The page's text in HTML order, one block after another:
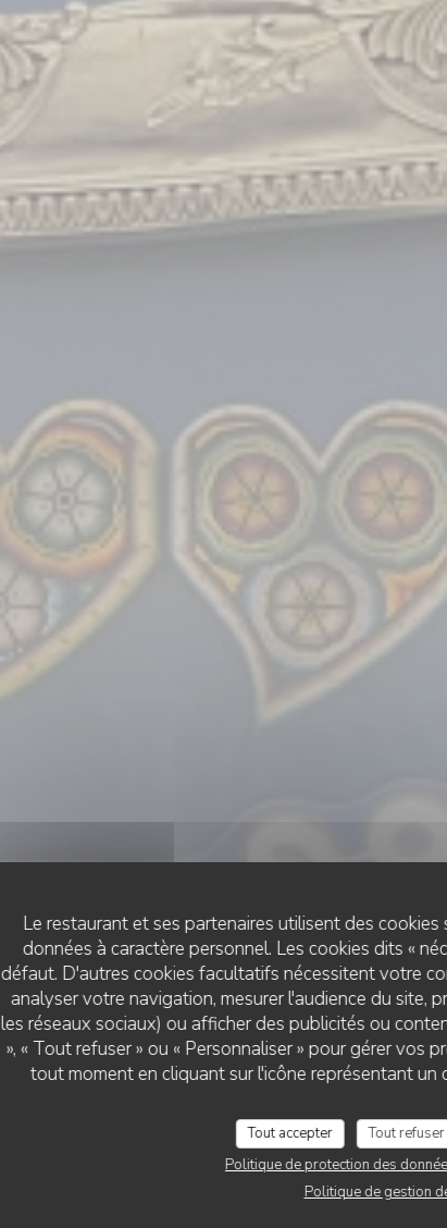
Le restaurant et ses partenaires utilisent des
données à caractère personnel. Les cookies dits «
défaut. D'autres cookies facultatifs nécessitent votre
analyser votre navigation, mesurer l'audience du site,
les réseaux sociaux) ou afficher des publicités ou
», « Tout refuser » ou « Personnaliser » pour gérer vos
tout moment en cliquant sur l'icône représentant un
Tout accepter Tout refuser
Politique de protection des
Politique de gestion
RESTAURANT
Mexiik
RÉSERVER
MEXIIK MER